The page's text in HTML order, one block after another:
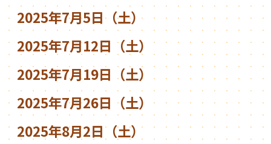
2025年7月5日（土）
2025年7月12日（土）
2025年7月19日（土）
2025年7月26日（土）
2025年8月2日（土）